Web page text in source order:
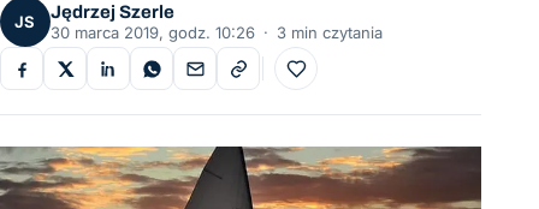
JS
Jędrzej Szerle
30 marca 2019, godz. 10:26 · 3 min czytania
Do ulubionych